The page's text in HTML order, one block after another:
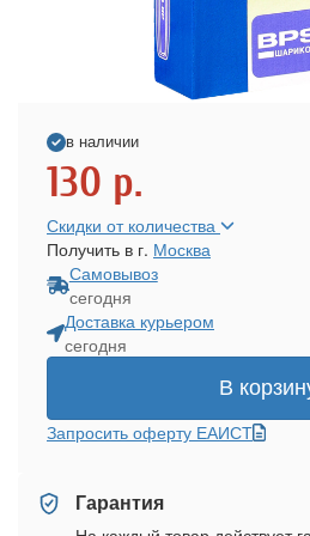
в наличии
130 р.
Скидки от количества
Получить в г. Москва
Самовывоз
сегодня
Доставка курьером
сегодня
В
Запросить оферту ЕАИСТ
Гарантия